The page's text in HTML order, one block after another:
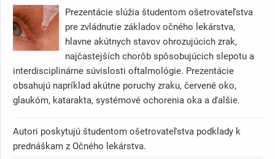
Prezentácie slúžia študentom ošetrovateľstva
pre zvládnutie základov očného lekárstva,
hlavne akútnych stavov ohrozujúcich zrak,
najčastejších chorôb spôsobujúcich slepotu a
interdisciplinárne súvislosti oftalmológie. Prezentácie
obsahujú napríklad akútne poruchy zraku, červené oko,
glaukóm, katarakta, systémové ochorenia oka a ďalšie.
Autori poskytujú študentom ošetrovateľstva podklady k
prednáškam z Očného lekárstva.